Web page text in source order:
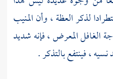
لذكر العظة ، وأن المنيب
الغافل المعرض ، فإنه شديد
، فينتفع بالتذكر .